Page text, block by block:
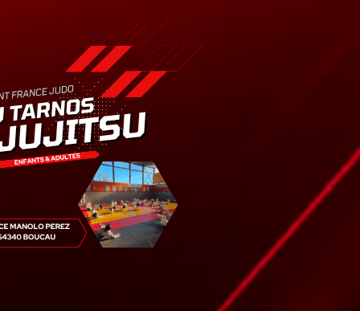
Exporter toutes les colonnes
Exporter uniquement les colonnes affichées
>
Résultats
Saison 2019
Saison 2025 - 2026
Ajoutez un logo, un bouton, des réseaux sociaux
Cliquez pour éditer